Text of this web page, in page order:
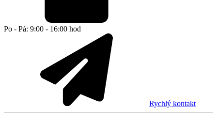
Po - Pá: 9:00 - 16:00 hod
Rychlý kontakt